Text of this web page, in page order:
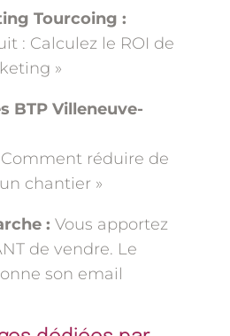
Tourcoing :
: Calculez le ROI de
»
BTP Villeneuve-
Comment réduire de
chantier »
: Vous apportez
de vendre. Le
son email